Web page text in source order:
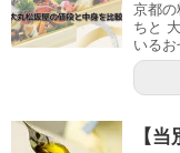
京都の
ちと
いる
【